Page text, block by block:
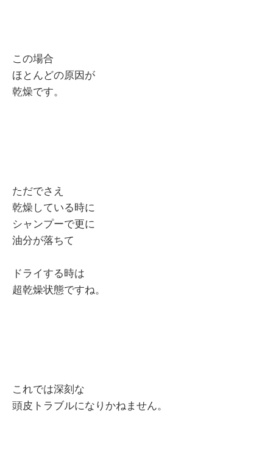
この場合
ほとんどの原因が
乾燥です。
ただでさえ
乾燥している時に
シャンプーで更に
油分が落ちて
ドライする時は
超乾燥状態ですね。
これでは深刻な
頭皮トラブルになりかねません。